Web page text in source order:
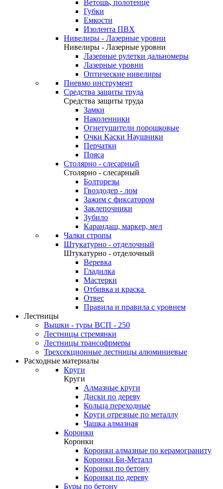
Ветошь, полотенце
Губки
Емкости
Изолента ПВХ
Нивелиры - Лазерные уровни
Нивелиры - Лазерные уровни
Лазерные рулетки дальномеры
Лазерные уровни
Оптические нивелиры
Пневмо инструмент
Средства защиты труда
Средства защиты труда
Замки
Наколенники
Огнетушители порошковые
Очки Каски Наушники
Перчатки
Пояса
Столярно - слесарный
Столярно - слесарный
Болторезы
Гвоздодер - лом
Зажим с фиксатором
Заклепочники
Зубило
Карандаш, маркер, мел
Чалки стропы
Штукатурно - отделочный
Штукатурно - отделочный
Веревка
Гладилка
Мастерки
Отбивка и краска
Отвес
Правила и правила с уровнем
Лестницы
Вышки - туры ВСП - 250
Лестницы стремянки
Лестницы трансофрмеры
Трехсекционные лестницы алюминиевые
Расходные материалы
Круги
Круги
Алмазные круги
Диски по дереву
Кольца переходные
Круги отрезные по металлу
Чашка алмазная
Коронки
Коронки
Коронки алмазные по керамограниту
Коронки Би-Металл
Коронки по бетону
Коронки по дереву
Буры по бетону